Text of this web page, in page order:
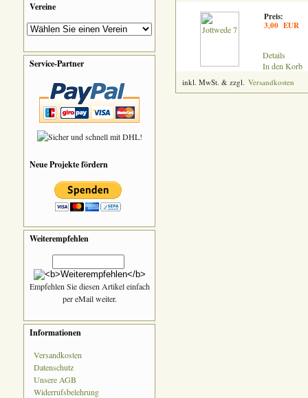
Vereine
Service-Partner
Neue Projekte fördern
Weiterempfehlen
Empfehlen Sie diesen Artikel einfach
per eMail weiter.
Informationen
Versandkosten
Datenschutz
Unsere AGB
Widerrufsbelehrung
Preis:
3,00 EUR
Details
In den Korb
inkl. MwSt. & zzgl. Versandkosten